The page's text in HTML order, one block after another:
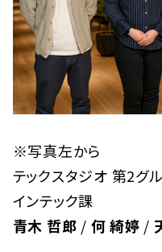
※写真左から
テックスタジオ 第2グ
インテック課
青木 哲郎 / 何 綺婷 /